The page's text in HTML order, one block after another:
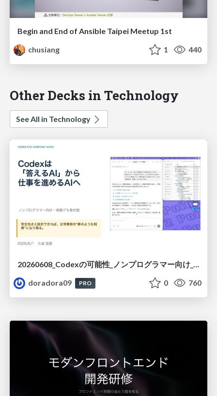
Begin and End of Ansible Taipei Meetup 1st
chusiang
1 440
Other Decks in Technology
See All in Technology
doradora09
PRO 0 760